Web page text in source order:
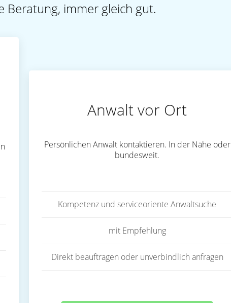
Beratung, immer gleich gut.
Anwalt vor Ort
Persönlichen Anwalt kontaktieren. In der Nähe oder
bundesweit.
Kompetenz und serviceoriente Anwaltsuche
mit Empfehlung
Direkt beauftragen oder unverbindlich anfragen